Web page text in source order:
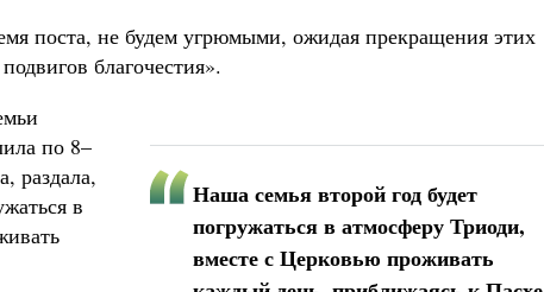
поста, не будем угрюмыми, ожидая прекращения этих
благочестия».
Наша семья второй год будет
погружаться в атмосферу Триоди,
вместе с Церковью проживать
по 8–
раздала,
в